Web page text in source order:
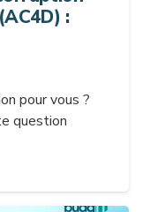
:
pour vous ?
question